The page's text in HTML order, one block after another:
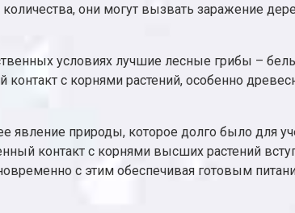
они могут вызвать заражение
условиях лучшие лесные грибы –
с корнями растений, особенно
явление природы, которое долго было для
контакт с корнями высших растений
с этим обеспечивая готовым